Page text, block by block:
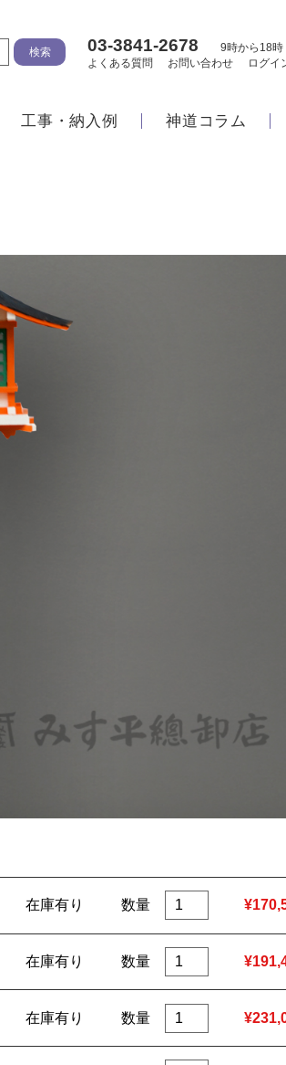
03-3841-2678
9時から18時
よくある質問
お問い合わせ ログイ
工事・納入例 神道コラム
在庫有り 数量
在庫有り 数量
在庫有り 数量